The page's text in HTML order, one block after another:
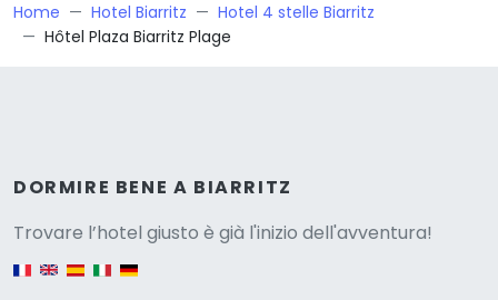
Home Hotel Biarritz
Hotel 4 stelle Biarritz
Hôtel Plaza Biarritz Plage
DORMIRE BENE A BIARRITZ
Trovare l’hotel giusto è già l'inizio dell'avventura!
English version